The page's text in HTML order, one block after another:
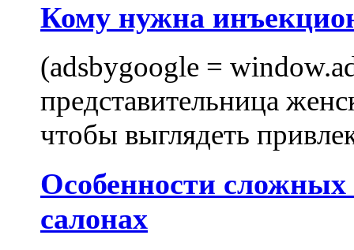
Кому нужна
(adsbygoogle =
представительница
чтобы выглядеть
Особенности
салонах